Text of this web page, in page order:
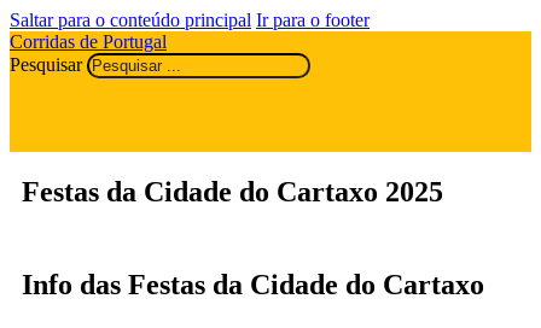
Saltar para o conteúdo principal Ir para o footer
Corridas de Portugal
Pesquisar
Festas da Cidade do Cartaxo 2025
Info das Festas da Cidade do Cartaxo